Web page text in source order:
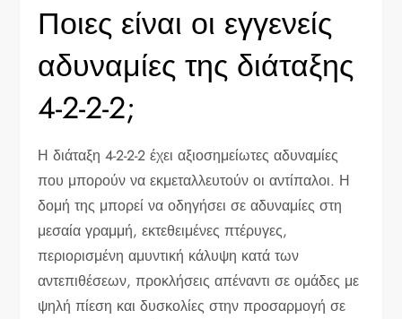
Ποιες είναι οι εγγενείς
αδυναμίες της διάταξης
4-2-2-2;
Η διάταξη 4-2-2-2 έχει αξιοσημείωτες αδυναμίες
που μπορούν να εκμεταλλευτούν οι αντίπαλοι. Η
δομή της μπορεί να οδηγήσει σε αδυναμίες στη
μεσαία γραμμή, εκτεθειμένες πτέρυγες,
περιορισμένη αμυντική κάλυψη κατά των
αντεπιθέσεων, προκλήσεις απέναντι σε ομάδες με
ψηλή πίεση και δυσκολίες στην προσαρμογή σε